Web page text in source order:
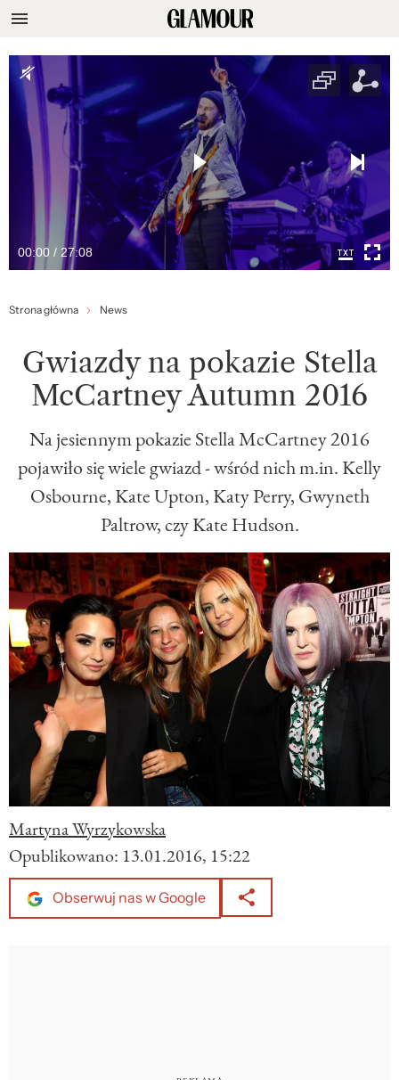
00:00 / 27:08
Strona główna News
Gwiazdy na pokazie Stella
McCartney Autumn 2016
Na jesiennym pokazie Stella McCartney 2016
pojawiło się wiele gwiazd - wśród nich m.in. Kelly
Osbourne, Kate Upton, Katy Perry, Gwyneth
Paltrow, czy Kate Hudson.
Martyna Wyrzykowska
Opublikowano: 13.01.2016, 15:22
Obserwuj nas w Google